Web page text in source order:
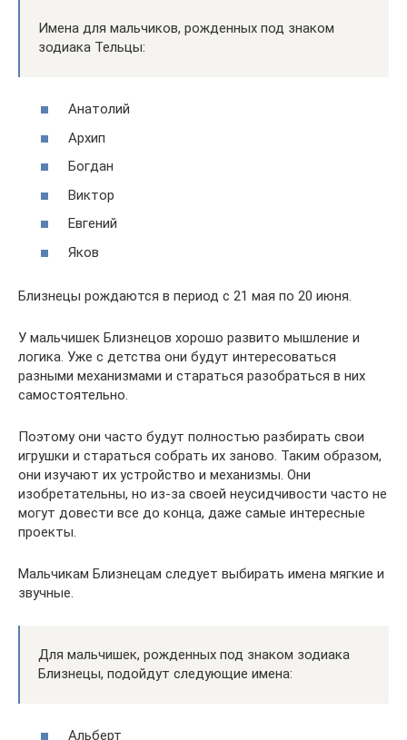
Имена для мальчиков, рожденных под знаком
зодиака Тельцы:
Анатолий
Архип
Богдан
Виктор
Евгений
Яков
Близнецы рождаются в период с 21 мая по 20 июня.
У мальчишек Близнецов хорошо развито мышление и
логика. Уже с детства они будут интересоваться
разными механизмами и стараться разобраться в них
самостоятельно.
Поэтому они часто будут полностью разбирать свои
игрушки и стараться собрать их заново. Таким образом,
они изучают их устройство и механизмы. Они
изобретательны, но из-за своей неусидчивости часто не
могут довести все до конца, даже самые интересные
проекты.
Мальчикам Близнецам следует выбирать имена мягкие и
звучные.
Для мальчишек, рожденных под знаком зодиака
Близнецы, подойдут следующие имена:
Альберт